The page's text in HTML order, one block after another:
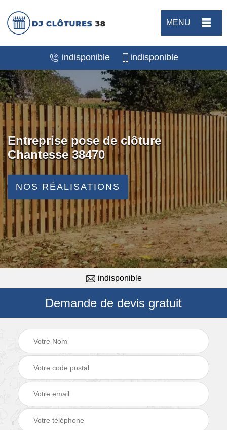
MENU
indisponible indisponible
Entreprise pose de clôture
Chantesse 38470
NOS RÉALISATIONS
indisponible
Demande de devis gratuit